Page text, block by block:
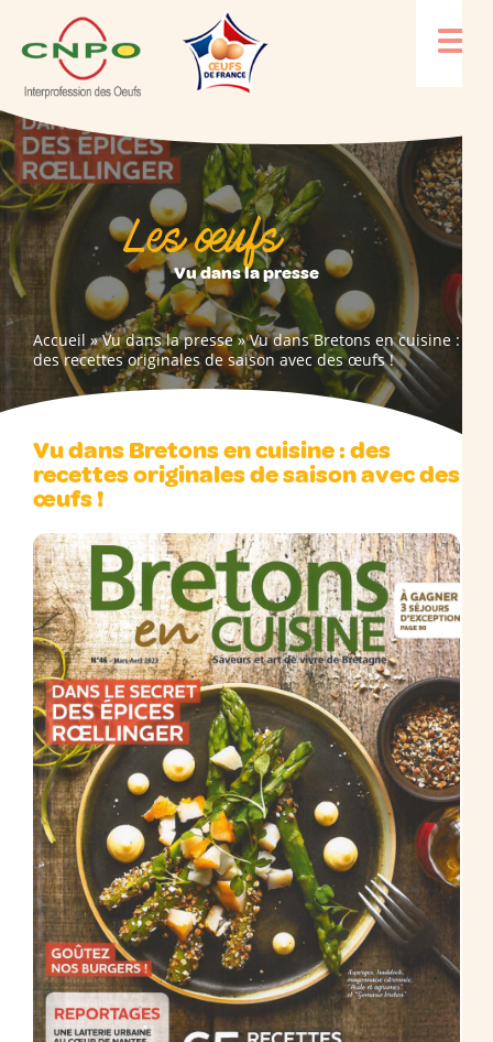
Les œufs
Vu dans la presse
Accueil »Vu dans la presse»Vu dans Bretons en cuisine :
des recettes originales de saison avec des œufs !
Vu dans Bretons en cuisine : des
recettes originales de saison avec des
œufs !